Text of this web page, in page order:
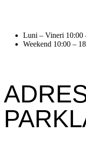
Luni – Vineri 10:00
Weekend 10:00 –